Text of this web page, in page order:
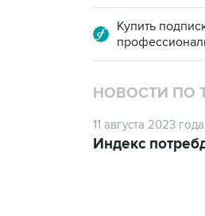
Купить
НОВОСТИ ПО
11 августа 2023
Индекс